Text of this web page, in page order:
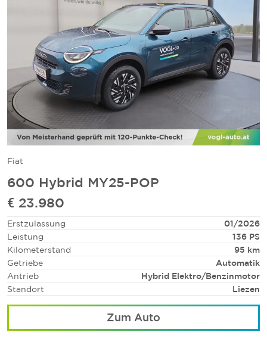
Fiat
600 Hybrid MY25-POP
€ 23.980
Erstzulassung
01/2026
Leistung
136 PS
Kilometerstand
95 km
Getriebe
Automatik
Antrieb
Hybrid Elektro/Benzinmotor
Standort
Liezen
Zum Auto